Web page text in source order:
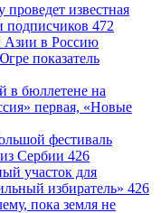
известная
подписчиков 472
Азии в Россию
показатель
в бюллетене на
первая, «Новые
фестиваль
Сербии 426
участок для
избиратель» 426
пока земля не